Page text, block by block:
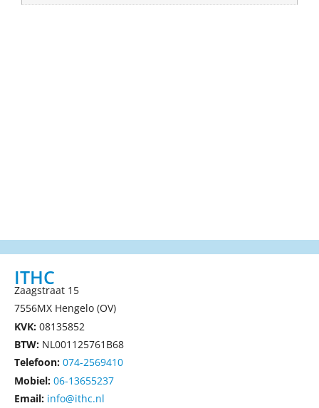
ITHC
Zaagstraat 15
7556MX Hengelo (OV)
KVK: 08135852
BTW: NL001125761B68
Telefoon: 074-2569410
Mobiel: 06-13655237
Email: info@ithc.nl